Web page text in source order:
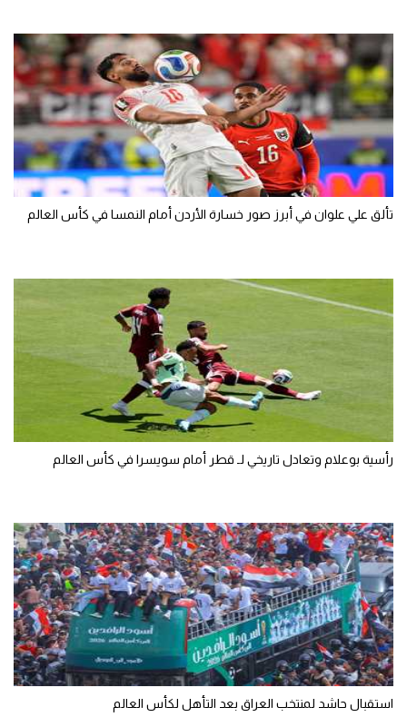
تألق علي علوان في أبرز صور خسارة الأردن أمام النمسا في كأس العالم
رأسية بوعلام وتعادل تاريخي لـ قطر أمام سويسرا في كأس العالم
استقبال حاشد لمنتخب العراق بعد التأهل لكأس العالم